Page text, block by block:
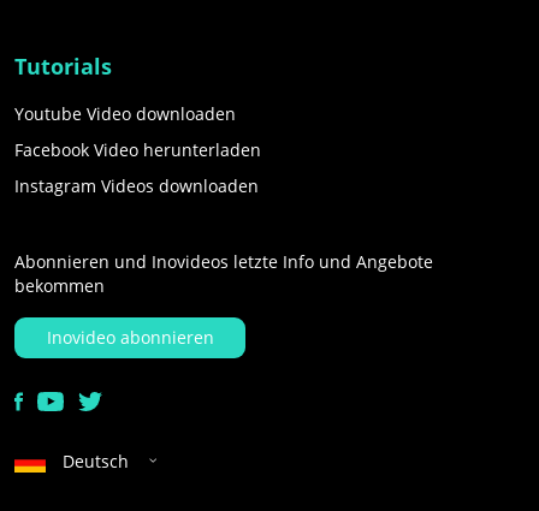
Tutorials
Youtube Video downloaden
Facebook Video herunterladen
Instagram Videos downloaden
Abonnieren und Inovideos letzte Info und Angebote
bekommen
Inovideo abonnieren
Deutsch